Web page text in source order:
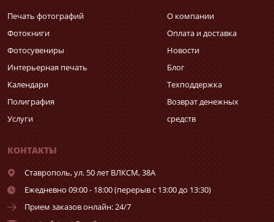
Печать фотографий
Фотокниги
Фотосувениры
Интерьерная печать
Календари
Полиграфия
Услуги
О компании
Оплата и доставка
Новости
Блог
Техподдержка
Возврат денежных
средств
КОНТАКТЫ
Ставрополь,ул. 50 лет ВЛКСМ, 38А
Ежедневно 09:00 - 18:00 (перерыв с 13:00 до 13:30)
Прием заказов онлайн: 24/7